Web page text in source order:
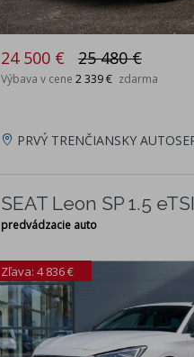
24 500 € 25 480 €
Výbava v cene 2 339 € zdarma
PRVÝ TRENČIANSKY
SEAT Leon SP 1.5
predvádzacie auto
Zľava: 4 836 €